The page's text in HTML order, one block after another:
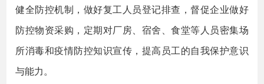
健全防控机制，做好复工人员登记排查，督促企业做好
防控物资采购，定期对厂房、宿舍、食堂等人员密集场
所消毒和疫情防控知识宣传，提高员工的自我保护意识
与能力。